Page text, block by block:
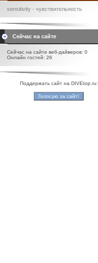
sensitivity - чувствительность
Сейчас на сайте
Сейчас на сайте веб-дайверов: 0
Онлайн гостей: 26
Поддержать сайт на DIVEtop.ru: